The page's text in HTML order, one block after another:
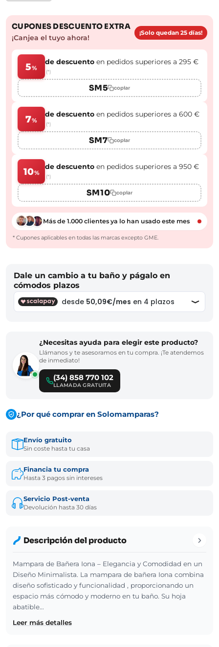
CUPONES DESCUENTO EXTRA
¡Canjea el tuyo ahora!
¡Solo quedan 25 días!
5%
de descuento en pedidos superiores a 295 €
(*)
SM5 copiar
7%
de descuento en pedidos superiores a 600 €
(*)
SM7 copiar
10%
de descuento en pedidos superiores a 950 €
(*)
SM10 copiar
Más de 1.000 clientes ya lo han usado este mes
* Cupones aplicables en todas las marcas excepto GME.
Dale un cambio a tu baño y págalo en
cómodos plazos
¿Necesitas ayuda para elegir este producto?
Llámanos y te asesoramos en tu compra. ¡Te atendemos
de inmediato!
(34) 858 770 102
LLAMADA GRATUITA
¿Por qué comprar en Solomamparas?
Envío gratuito
Sin coste hasta tu casa
Financia tu compra
Hasta 3 pagos sin intereses
Servicio Post-venta
Devolución hasta 30 días
Descripción del producto
Mampara de Bañera Iona – Elegancia y Comodidad en un
Diseño Minimalista. La mampara de bañera Iona combina
diseño sofisticado y funcionalidad , proporcionando un
espacio más cómodo y moderno en tu baño. Su hoja
abatible…
Leer más detalles